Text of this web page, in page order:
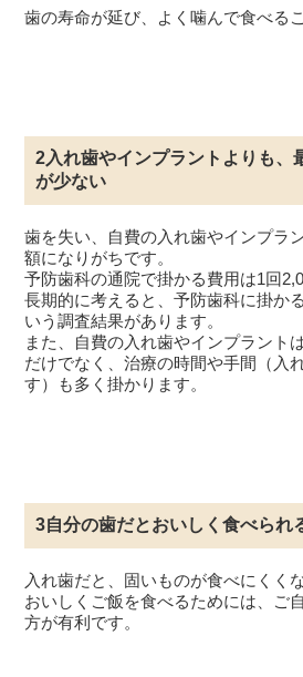
歯の寿命が延び、よく噛んで食べる
2入れ歯やインプラントよりも、
が少ない
歯を失い、自費の入れ歯やインプラ
額になりがちです。
予防歯科の通院で掛かる費用は1回
長期的に考えると、予防歯科に掛か
いう調査結果があります。
また、自費の入れ歯やインプラント
だけでなく、治療の時間や手間（入
す）も多く掛かります。
3自分の歯だとおいしく食べられ
入れ歯だと、固いものが食べにくく
おいしくご飯を食べるためには、ご
方が有利です。